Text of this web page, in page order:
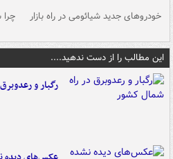
خودروهای جدید شیائومی در راه بازار
این مطالب را از دست ندهید....
رگبار و